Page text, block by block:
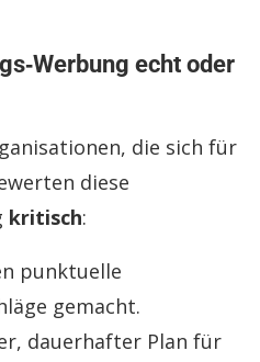
echt oder
die sich für
diese
kritisch:
punktuelle
gemacht.
dauerhafter Plan für